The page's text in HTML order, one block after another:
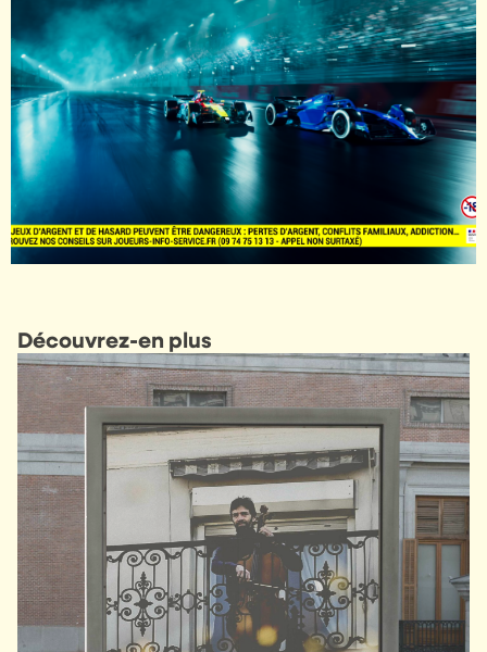
Découvrez-en plus